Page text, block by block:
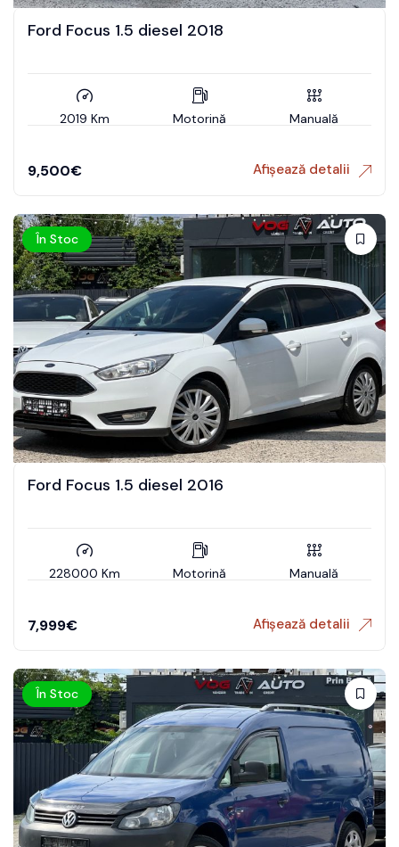
Ford Focus 1.5 diesel 2018
2019 Km Motorină Manuală
9,500€ Afișează detalii
În Stoc
Ford Focus 1.5 diesel 2016
228000 Km Motorină Manuală
7,999€ Afișează detalii
În Stoc